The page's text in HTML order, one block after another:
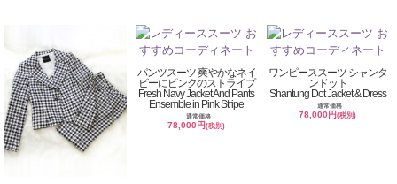
パンツスーツ 爽やかなネイ
ビーにピンクのストライプ
Fresh Navy Jacket And Pants
Ensemble in Pink Stripe
通常価格
78,000円(税別)
ワンピーススーツ シャンタ
ンドット
Shantung Dot Jacket & Dress
通常価格
78,000円(税別)